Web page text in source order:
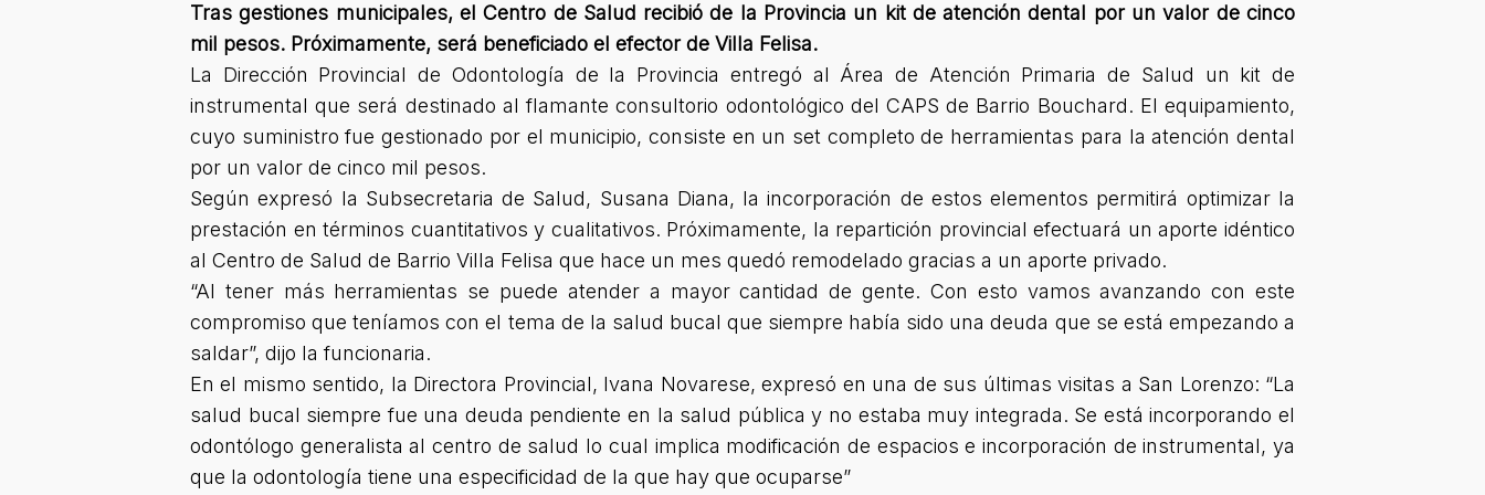
Tras gestiones municipales, el Centro de Salud recibió de la Provincia un kit de atención dental por un valor de cinco
mil pesos. Próximamente, será beneficiado el efector de Villa Felisa.
La Dirección Provincial de Odontología de la Provincia entregó al Área de Atención Primaria de Salud un kit de
instrumental que será destinado al flamante consultorio odontológico del CAPS de Barrio Bouchard. El equipamiento,
cuyo suministro fue gestionado por el municipio, consiste en un set completo de herramientas para la atención dental
por un valor de cinco mil pesos.
Según expresó la Subsecretaria de Salud, Susana Diana, la incorporación de estos elementos permitirá optimizar la
prestación en términos cuantitativos y cualitativos. Próximamente, la repartición provincial efectuará un aporte idéntico
al Centro de Salud de Barrio Villa Felisa que hace un mes quedó remodelado gracias a un aporte privado.
“Al tener más herramientas se puede atender a mayor cantidad de gente. Con esto vamos avanzando con este
compromiso que teníamos con el tema de la salud bucal que siempre había sido una deuda que se está empezando a
saldar”, dijo la funcionaria.
En el mismo sentido, la Directora Provincial, Ivana Novarese, expresó en una de sus últimas visitas a San Lorenzo: “La
salud bucal siempre fue una deuda pendiente en la salud pública y no estaba muy integrada. Se está incorporando el
odontólogo generalista al centro de salud lo cual implica modificación de espacios e incorporación de instrumental, ya
que la odontología tiene una especificidad de la que hay que ocuparse”